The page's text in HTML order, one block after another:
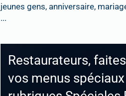
jeunes gens, anniversaire,
...
Restaurateurs,
vos menus